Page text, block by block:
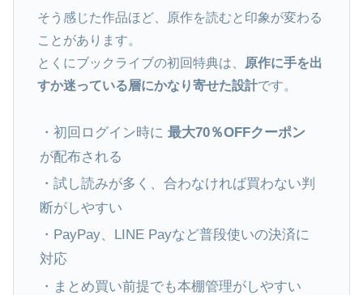
そう感じた作品ほど、原作を読むと印象が変わる
ことがあります。
とくにブックライブの初回特典は、
原作に手を出
すか迷っている層にかなり寄せた設計です。
・初回ログイン時に最大70％OFFクーポン
が配布される
・試し読みが多く、合わなければ買わない判
断がしやすい
・PayPay、LINE Payなど普段使いの決済に
対応
・まとめ買い前提でも本棚管理がしやすい